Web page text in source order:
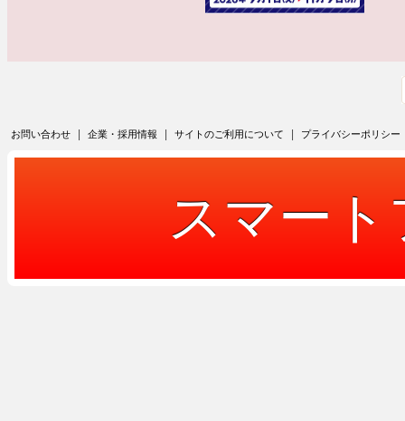
お問い合わせ 企業・採用情報 サイトのご利用について プライバシーポリシー
スマート